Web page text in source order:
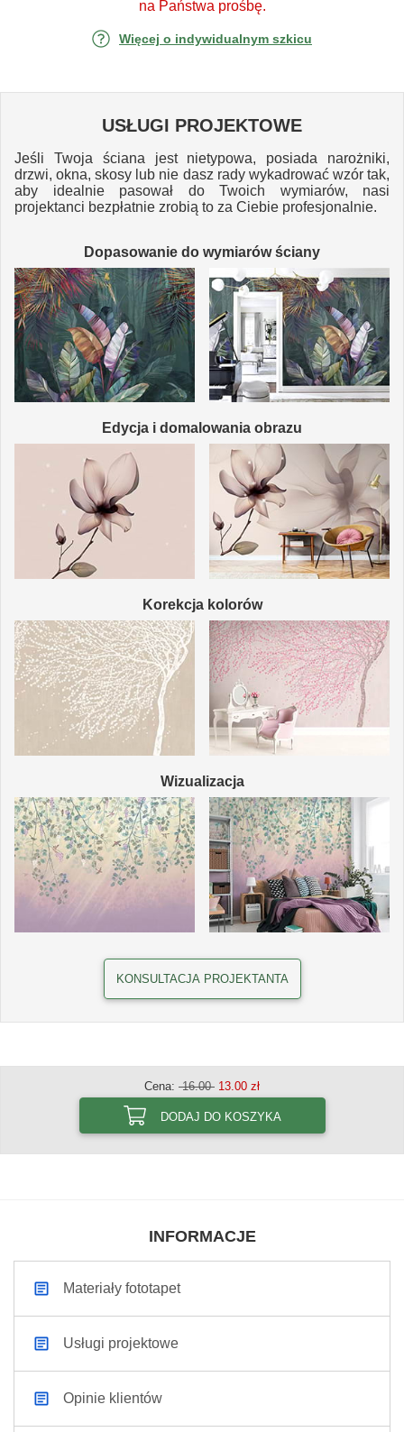
na Państwa prośbę.
Więcej o indywidualnym szkicu
USŁUGI PROJEKTOWE
Jeśli Twoja ściana jest nietypowa, posiada narożniki,
drzwi, okna, skosy lub nie dasz rady wykadrować wzór tak,
aby idealnie pasował do Twoich wymiarów, nasi
projektanci bezpłatnie zrobią to za Ciebie profesjonalnie.
Dopasowanie do wymiarów ściany
Edycja i domalowania obrazu
Korekcja kolorów
Wizualizacja
KONSULTACJA PROJEKTANTA
Cena: 16.00 13.00 zł
DODAJ DO KOSZYKA
INFORMACJE
Materiały fototapet
Usługi projektowe
Opinie klientów